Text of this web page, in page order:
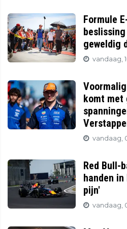
Formule
geweldig
vandaag,
komt met
vandaag,
Red Bull-
handen
pijn'
vandaag,